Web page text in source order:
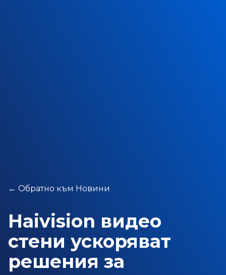
← Обратно към Новини
Haivision видео
стени ускоряват
решения за